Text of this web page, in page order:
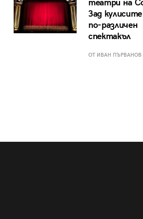
театри на
Зад
по-различен
спектакъл
ОТ ИВАН ПЪРВАНОВ